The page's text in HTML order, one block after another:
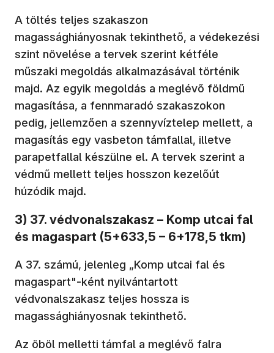
A töltés teljes szakaszon
magassághiányosnak tekinthető, a védekezési
szint növelése a tervek szerint kétféle
műszaki megoldás alkalmazásával történik
majd. Az egyik megoldás a meglévő földmű
magasítása, a fennmaradó szakaszokon
pedig, jellemzően a szennyvíztelep mellett, a
magasítás egy vasbeton támfallal, illetve
parapetfallal készülne el. A tervek szerint a
védmű mellett teljes hosszon kezelőút
húzódik majd.
3) 37. védvonalszakasz – Komp utcai fal
és magaspart (5+633,5 – 6+178,5 tkm)
A 37. számú, jelenleg „Komp utcai fal és
magaspart"-ként nyilvántartott
védvonalszakasz teljes hossza is
magassághiányosnak tekinthető.
Az öböl melletti támfal a meglévő falra